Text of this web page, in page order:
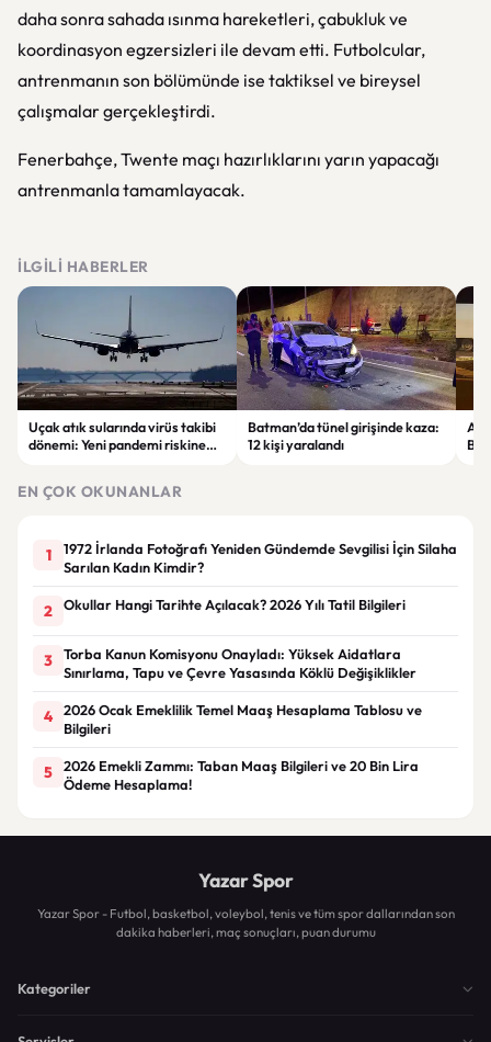
daha sonra sahada ısınma hareketleri, çabukluk ve
koordinasyon egzersizleri ile devam etti. Futbolcular,
antrenmanın son bölümünde ise taktiksel ve bireysel
çalışmalar gerçekleştirdi.
Fenerbahçe, Twente maçı hazırlıklarını yarın yapacağı
antrenmanla tamamlayacak.
İLGILI HABERLER
Uçak atık sularında virüs takibi
dönemi: Yeni pandemi riskine
Batman’da tünel girişinde kaza:
12 kişi yaralandı
EN ÇOK OKUNANLAR
1
1972 İrlanda Fotoğrafı Yeniden Gündemde Sevgilisi İçin Silaha
Sarılan Kadın Kimdir?
2 Okullar Hangi Tarihte Açılacak? 2026 Yılı Tatil Bilgileri
3
Torba Kanun Komisyonu Onayladı: Yüksek Aidatlara
Sınırlama, Tapu ve Çevre Yasasında Köklü Değişiklikler
4
2026 Ocak Emeklilik Temel Maaş Hesaplama Tablosu ve
Bilgileri
5
2026 Emekli Zammı: Taban Maaş Bilgileri ve 20 Bin Lira
Ödeme Hesaplama!
Yazar Spor
Yazar Spor - Futbol, basketbol, voleybol, tenis ve tüm spor dallarından son
dakika haberleri, maç sonuçları, puan durumu
Kategoriler